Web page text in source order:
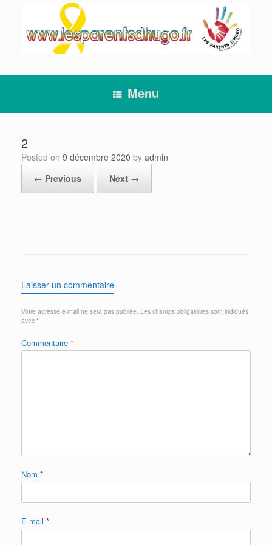
Menu
2
Posted on 9 décembre 2020 by admin
← Previous
Next →
Laisser un commentaire
Votre adresse e-mail ne sera pas publiée. Les champs obligatoires sont indiqués
avec *
Commentaire *
Nom *
E-mail *